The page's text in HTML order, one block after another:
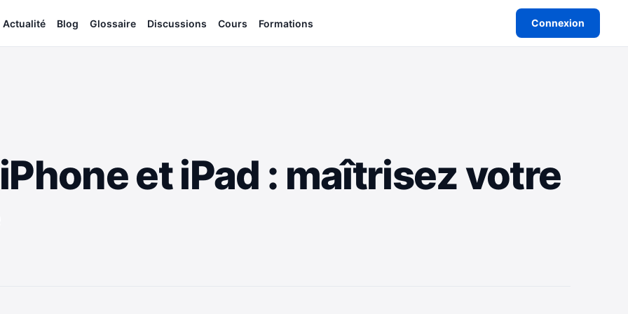
Actualité Blog Glossaire Discussions Cours Formations Connexion
et iPad : maîtrisez votre